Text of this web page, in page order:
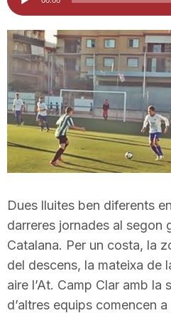
i
u
t
a
d
e
d'àudio
Dues lluites ben diferents
darreres jornades al segon
Catalana. Per un costa, la
del descens, la mateixa de
aire l’At. Camp Clar amb
d’altres equips comencen